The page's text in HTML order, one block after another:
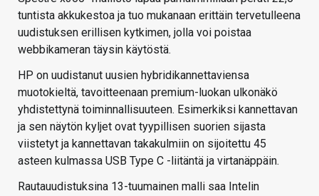
tuntista akkukestoa ja tuo mukanaan erittäin tervetulleena
uudistuksen erillisen kytkimen, jolla voi poistaa
webbikameran täysin käytöstä.
HP on uudistanut uusien hybridikannettaviensa
muotokieltä, tavoitteenaan premium-luokan ulkonäkö
yhdistettynä toiminnallisuuteen. Esimerkiksi kannettavan
ja sen näytön kyljet ovat tyypillisen suorien sijasta
viistetyt ja kannettavan takakulmiin on sijoitettu 45
asteen kulmassa USB Type C -liitäntä ja virtanäppäin.
Rautauudistuksina 13-tuumainen malli saa Intelin